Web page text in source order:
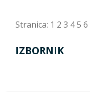
Stranica: 1 2 3 45 6
IZBORNIK